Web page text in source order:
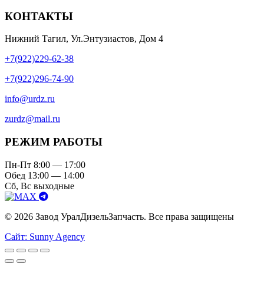
КОНТАКТЫ
Нижний Тагил, Ул.Энтузиастов, Дом 4
+7(922)229-62-38
+7(922)296-74-90
info@urdz.ru
zurdz@mail.ru
РЕЖИМ РАБОТЫ
Пн-Пт 8:00 — 17:00
Обед 13:00 — 14:00
Сб, Вс выходные
© 2026 Завод УралДизельЗапчасть. Все права защищены
Сайт: Sunny Agency